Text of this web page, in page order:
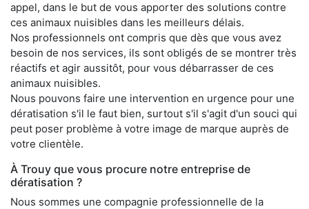
appel, dans le but de vous apporter des solutions contre
ces animaux nuisibles dans les meilleurs délais.
Nos professionnels ont compris que dès que vous avez
besoin de nos services, ils sont obligés de se montrer très
réactifs et agir aussitôt, pour vous débarrasser de ces
animaux nuisibles.
Nous pouvons faire une intervention en urgence pour une
dératisation s'il le faut bien, surtout s'il s'agit d'un souci qui
peut poser problème à votre image de marque auprès de
votre clientèle.
À Trouy que vous procure notre entreprise de
dératisation ?
Nous sommes une compagnie professionnelle de la